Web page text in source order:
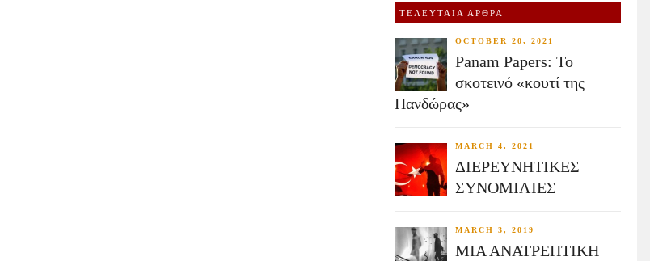
ΤΕΛΕΥΤΑΙΑ ΑΡΘΡΑ
OCTOBER 20, 2021
Panam Papers: Το
σκοτεινό «κουτί της
Πανδώρας»
MARCH 4, 2021
ΔΙΕΡΕΥΝΗΤΙΚΕΣ
ΣΥΝΟΜΙΛΙΕΣ
MARCH 3, 2019
ΜΙΑ ΑΝΑΤΡΕΠΤΙΚΗ